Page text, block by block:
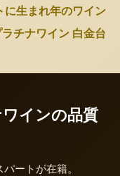
に生まれ年のワイン
チナワイン 白金台
インの品質
ートが在籍。